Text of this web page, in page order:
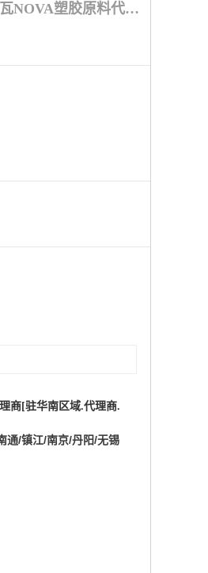
低压聚乙烯NOVAPOLHB-W555-AC加拿大诺瓦NOVA塑胶原料代理商
商[驻华南区域.代理商.
通/镇江/南京/丹阳/无锡